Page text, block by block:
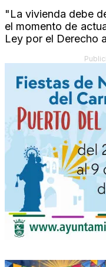
"La vivienda debe
el momento de
Ley por el Derecho